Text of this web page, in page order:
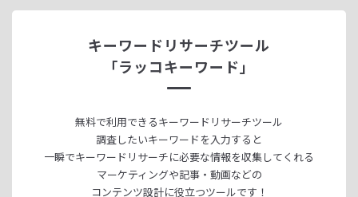
キーワードリサーチツール
「ラッコキーワード」
無料で利用できるキーワードリサーチツール
調査したいキーワードを入力すると
一瞬でキーワードリサーチに必要な情報を収集してくれる
マーケティングや記事・動画などの
コンテンツ設計に役立つツールです！